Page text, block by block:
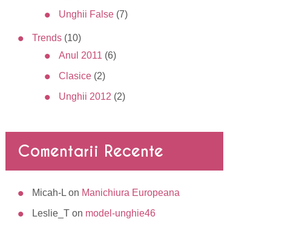
Unghii False (7)
Trends (10)
Anul 2011 (6)
Clasice (2)
Unghii 2012 (2)
Comentarii Recente
Micah-L on Manichiura Europeana
Leslie_T on model-unghie46